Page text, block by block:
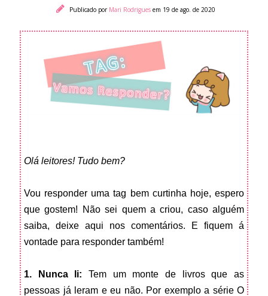
Publicado por Mari Rodrigues em 19 de ago. de 2020
Olá leitores! Tudo bem?
Vou responder uma tag bem curtinha hoje, espero
que gostem! Não sei quem a criou, caso alguém
saiba, deixe aqui nos comentários. E fiquem á
vontade para responder também!
1. Nunca li: Tem um monte de livros que as
pessoas já leram e eu não. Por exemplo a série O